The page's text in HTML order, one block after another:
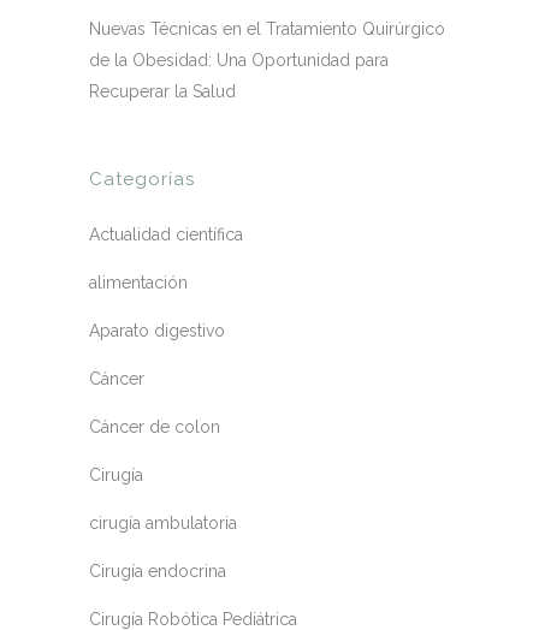
Nuevas Técnicas en el Tratamiento Quirúrgico
de la Obesidad: Una Oportunidad para
Recuperar la Salud
Categorías
Actualidad científica
alimentación
Aparato digestivo
Cáncer
Cáncer de colon
Cirugía
cirugía ambulatoria
Cirugía endocrina
Cirugía Robótica Pediátrica